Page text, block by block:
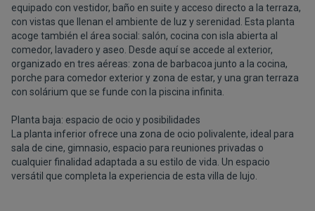
equipado con vestidor, baño en suite y acceso directo a la terraza,
con vistas que llenan el ambiente de luz y serenidad. Esta planta
acoge también el área social: salón, cocina con isla abierta al
comedor, lavadero y aseo. Desde aquí se accede al exterior,
organizado en tres aéreas: zona de barbacoa junto a la cocina,
porche para comedor exterior y zona de estar, y una gran terraza
con solárium que se funde con la piscina infinita.
Planta baja: espacio de ocio y posibilidades
La planta inferior ofrece una zona de ocio polivalente, ideal para
sala de cine, gimnasio, espacio para reuniones privadas o
cualquier finalidad adaptada a su estilo de vida. Un espacio
versátil que completa la experiencia de esta villa de lujo.